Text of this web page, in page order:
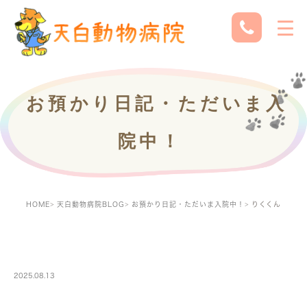
お預かり日記・ただいま入
院中！
HOME 天白動物病院BLOG お預かり日記・ただいま入院中！ りくくん
2025.08.13